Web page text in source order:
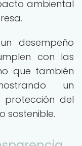
ambiental
desempeño
con las
que también
un
del
sostenible.